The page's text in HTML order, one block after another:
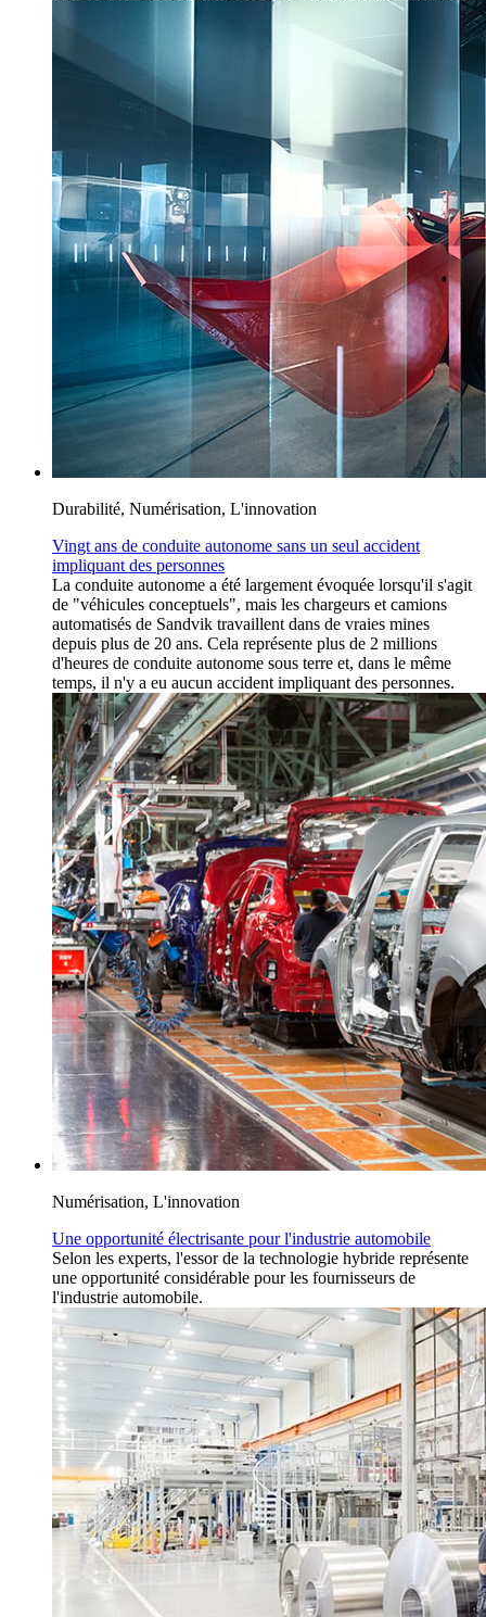
Durabilité, Numérisation, L'innovation
Vingt ans de conduite autonome sans un seul accident
impliquant des personnes
La conduite autonome a été largement évoquée lorsqu'il s'agit
de "véhicules conceptuels", mais les chargeurs et camions
automatisés de Sandvik travaillent dans de vraies mines
depuis plus de 20 ans. Cela représente plus de 2 millions
d'heures de conduite autonome sous terre et, dans le même
temps, il n'y a eu aucun accident impliquant des personnes.
Numérisation, L'innovation
Une opportunité électrisante pour l'industrie automobile
Selon les experts, l'essor de la technologie hybride représente
une opportunité considérable pour les fournisseurs de
l'industrie automobile.